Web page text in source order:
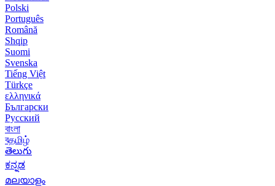
Polski
Português
Română
Shqip
Suomi
Svenska
Tiếng Việt
Türkçe
ελληνικά
Български
Русский
বাংলা
বதமிழ்
తెలుగు
ಕನ್ನಡ
മലയാളം